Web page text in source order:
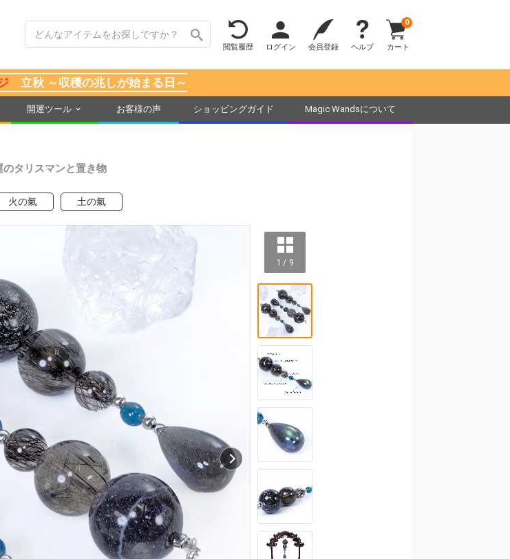
閲覧履歴 ログイン 会員登録 ヘルプ カート
0
立秋 ～収穫の兆しが始まる日～
開運ツール お客様の声 ショッピングガイド Magic Wandsについて
のタリスマンと置き物
火の氣 土の氣
1 / 9